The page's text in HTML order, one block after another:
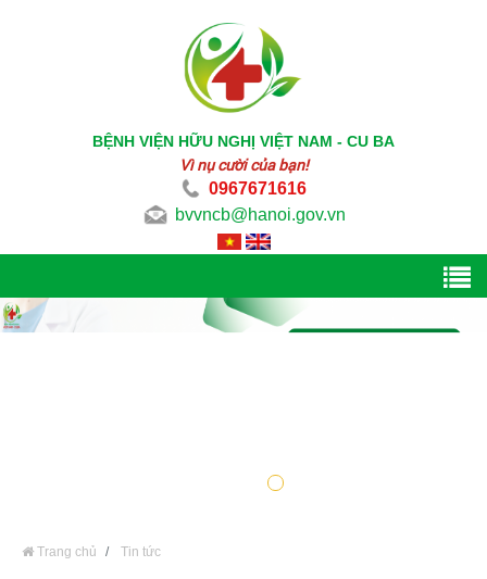
BỆNH VIỆN HỮU NGHỊ VIỆT NAM - CU BA
Vì nụ cười của bạn!
0967671616
bvvncb@hanoi.gov.vn
Trang chủ Tin tức